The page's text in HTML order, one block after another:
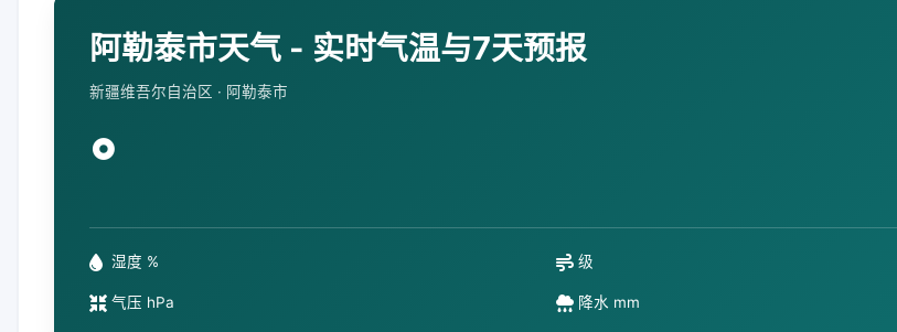
阿勒泰市天气 - 实时气温与7天预报
新疆维吾尔自治区 · 阿勒泰市
°
湿度 % 级
气压 hPa 降水 mm